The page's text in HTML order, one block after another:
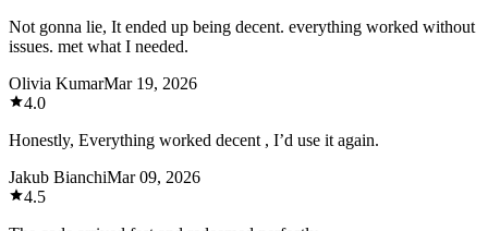
Not gonna lie, It ended up being decent. everything worked without
issues. met what I needed.
Olivia KumarMar 19, 2026
4.0
Honestly, Everything worked decent , I’d use it again.
Jakub BianchiMar 09, 2026
4.5